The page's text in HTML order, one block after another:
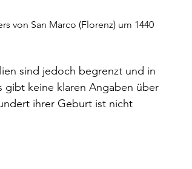
von San Marco (Florenz) um 1440
sind jedoch begrenzt und in
gibt keine klaren Angaben über
ihrer Geburt ist nicht